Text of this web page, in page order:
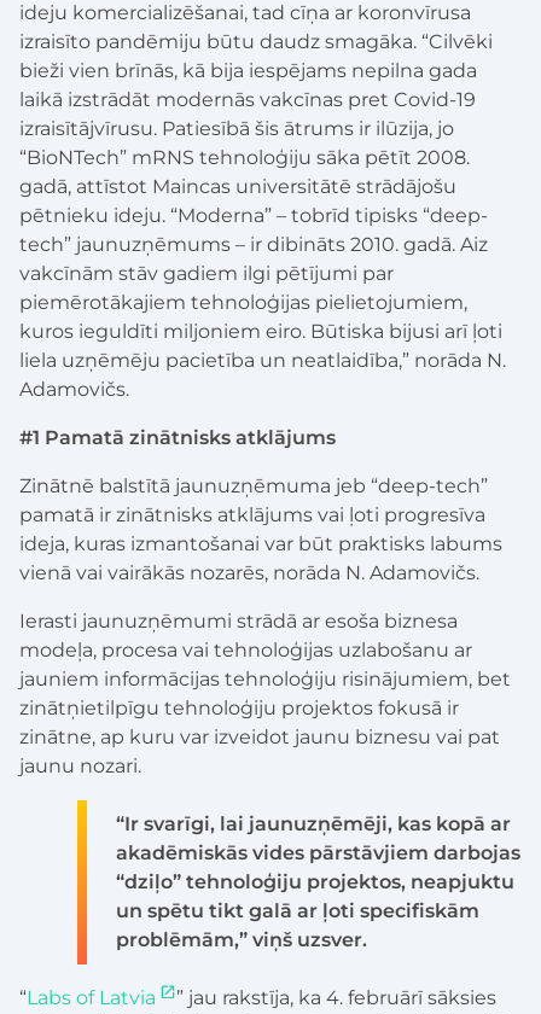
ideju komercializēšanai, tad cīņa ar koronvīrusa
izraisīto pandēmiju būtu daudz smagāka. “Cilvēki
bieži vien brīnās, kā bija iespējams nepilna gada
laikā izstrādāt modernās vakcīnas pret Covid-19
izraisītājvīrusu. Patiesībā šis ātrums ir ilūzija, jo
“BioNTech” mRNS tehnoloģiju sāka pētīt 2008.
gadā, attīstot Maincas universitātē strādājošu
pētnieku ideju. “Moderna” – tobrīd tipisks “deep-
tech” jaunuzņēmums – ir dibināts 2010. gadā. Aiz
vakcīnām stāv gadiem ilgi pētījumi par
piemērotākajiem tehnoloģijas pielietojumiem,
kuros ieguldīti miljoniem eiro. Būtiska bijusi arī ļoti
liela uzņēmēju pacietība un neatlaidība,” norāda N.
Adamovičs.
#1 Pamatā zinātnisks atklājums
Zinātnē balstītā jaunuzņēmuma jeb “deep-tech”
pamatā ir zinātnisks atklājums vai ļoti progresīva
ideja, kuras izmantošanai var būt praktisks labums
vienā vai vairākās nozarēs, norāda N. Adamovičs.
Ierasti jaunuzņēmumi strādā ar esoša biznesa
modeļa, procesa vai tehnoloģijas uzlabošanu ar
jauniem informācijas tehnoloģiju risinājumiem, bet
zinātņietilpīgu tehnoloģiju projektos fokusā ir
zinātne, ap kuru var izveidot jaunu biznesu vai pat
jaunu nozari.
“Ir svarīgi, lai jaunuzņēmēji, kas kopā ar
akadēmiskās vides pārstāvjiem darbojas
“dziļo” tehnoloģiju projektos, neapjuktu
un spētu tikt galā ar ļoti specifiskām
problēmām,” viņš uzsver.
“Labs of Latvia
” jau rakstīja, ka 4. februārī sāksies